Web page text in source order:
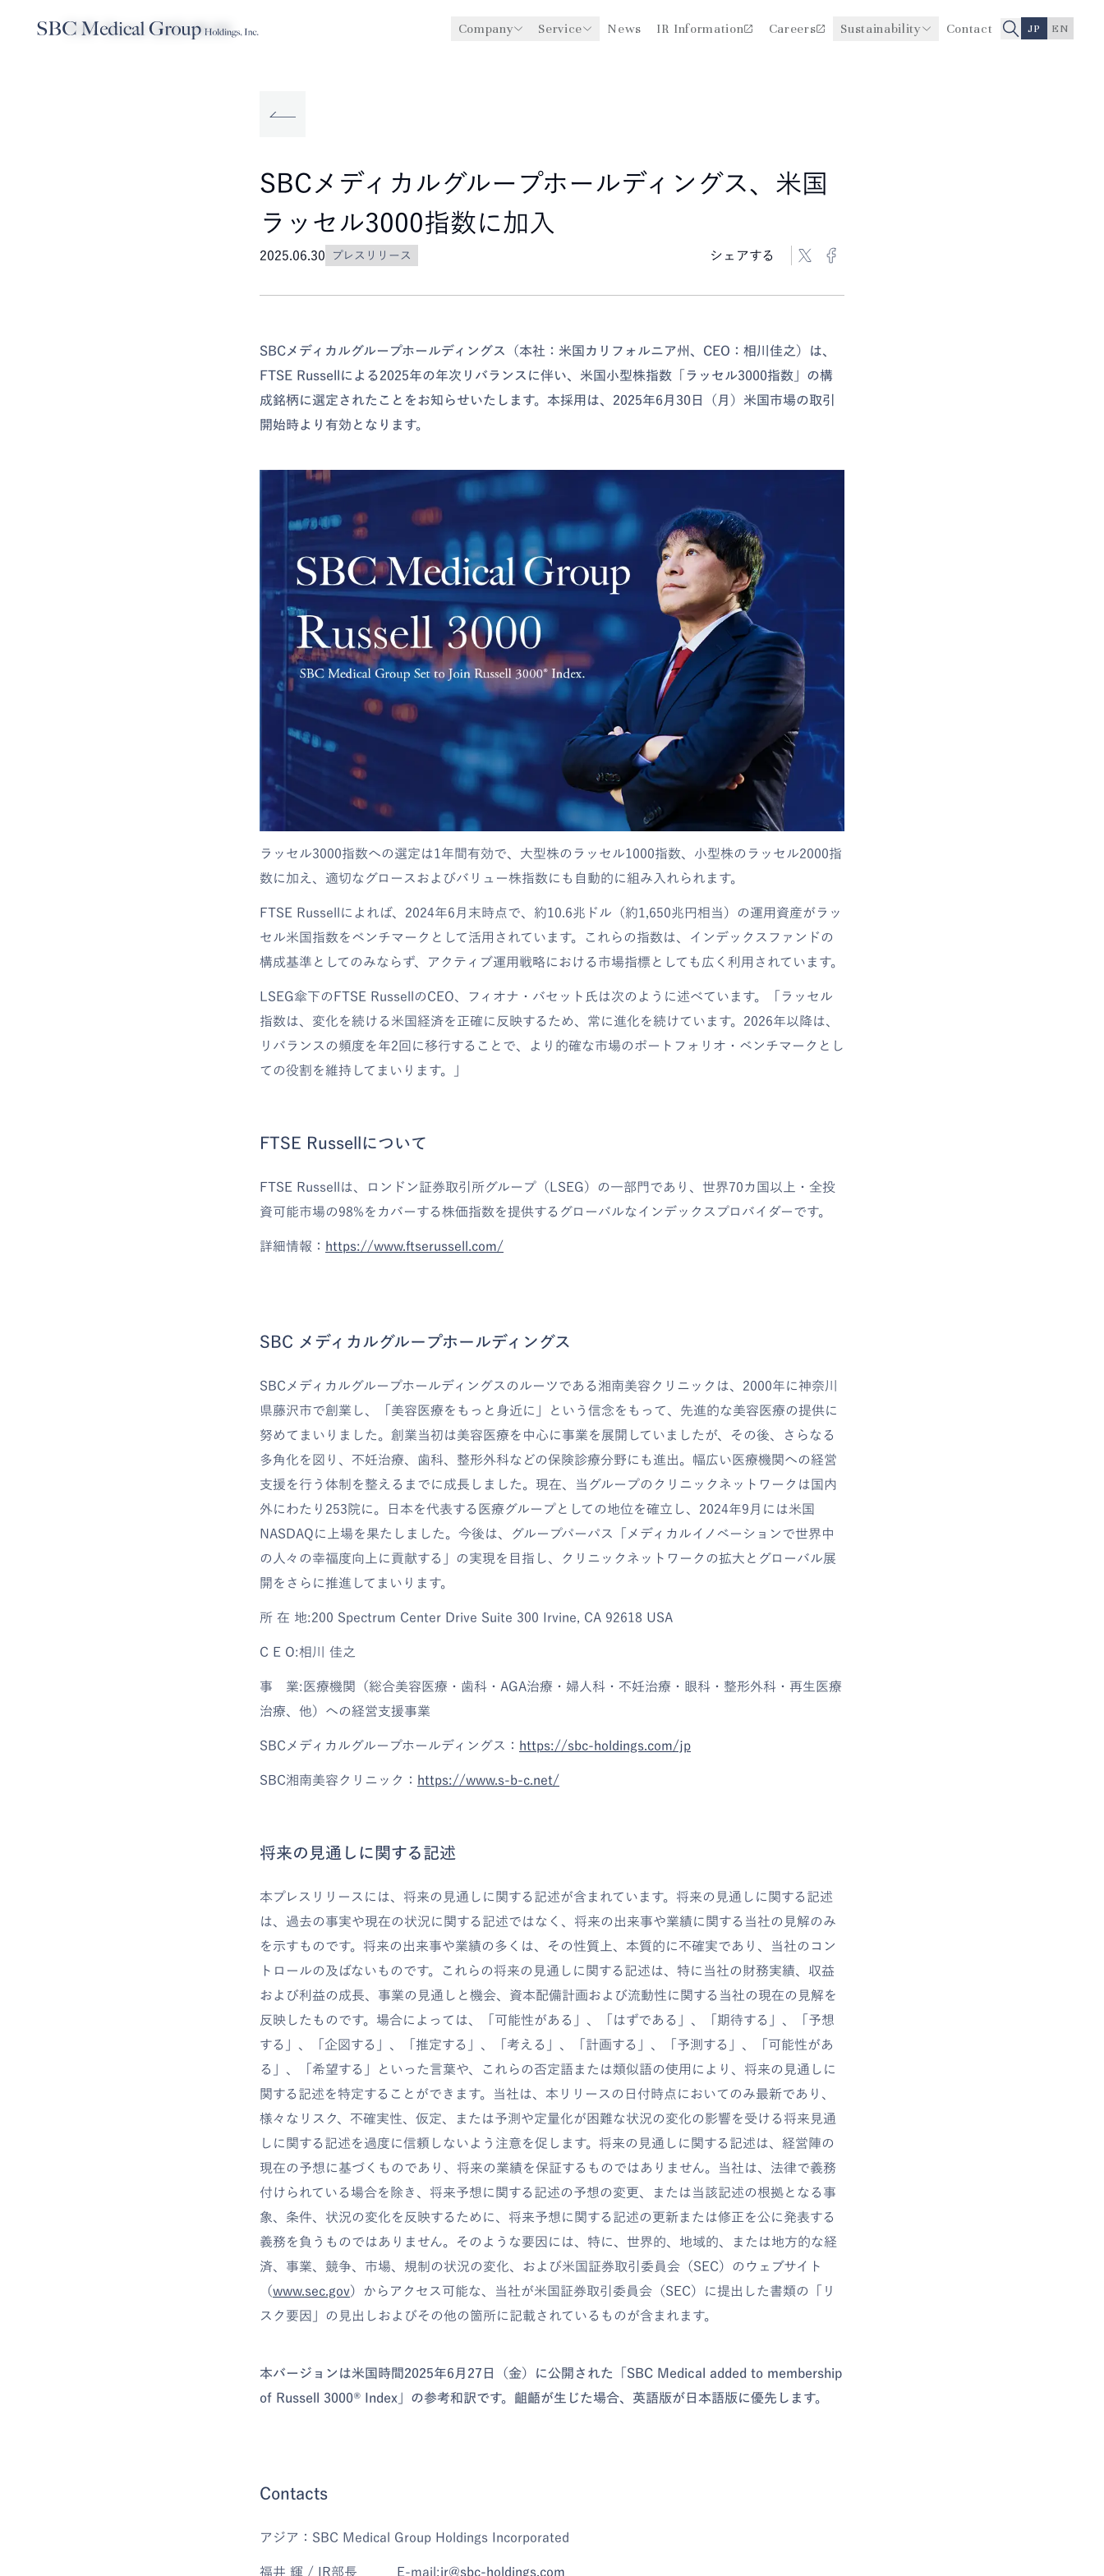
Company Service News IR Information Careers Sustainability Contact JP EN
Company
Service
Sustainability
TOP News 2025.06.30
SBCメディカルグループホールディングス、米国
ラッセル3000指数に加入
2025.06.30 プレスリリース シェアする
SBCメディカルグループホールディングス（本社：米国カリフォルニア州、CEO：相川佳之）は、
FTSE Russellによる2025年の年次リバランスに伴い、米国小型株指数「ラッセル3000指数」の構
成銘柄に選定されたことをお知らせいたします。本採用は、2025年6月30日（月）米国市場の取引
開始時より有効となります。
ラッセル3000指数への選定は1年間有効で、大型株のラッセル1000指数、小型株のラッセル2000指
数に加え、適切なグロースおよびバリュー株指数にも自動的に組み入れられます。
FTSE Russellによれば、2024年6月末時点で、約10.6兆ドル（約1,650兆円相当）の運用資産がラッ
セル米国指数をベンチマークとして活用されています。これらの指数は、インデックスファンドの
構成基準としてのみならず、アクティブ運用戦略における市場指標としても広く利用されています。
LSEG傘下のFTSE RussellのCEO、フィオナ・バセット氏は次のように述べています。「ラッセル
指数は、変化を続ける米国経済を正確に反映するため、常に進化を続けています。2026年以降は、
リバランスの頻度を年2回に移行することで、より的確な市場のポートフォリオ・ベンチマークとし
ての役割を維持してまいります。」
FTSE Russellについて
FTSE Russellは、ロンドン証券取引所グループ（LSEG）の一部門であり、世界70カ国以上・全投
資可能市場の98%をカバーする株価指数を提供するグローバルなインデックスプロバイダーです。
詳細情報： https://www.ftserussell.com/
SBC メディカルグループホールディングス
SBCメディカルグループホールディングスのルーツである湘南美容クリニックは、2000年に神奈川
県藤沢市で創業し、「美容医療をもっと身近に」という信念をもって、先進的な美容医療の提供に
努めてまいりました。創業当初は美容医療を中心に事業を展開していましたが、その後、さらなる
多角化を図り、不妊治療、歯科、整形外科などの保険診療分野にも進出。幅広い医療機関への経営
支援を行う体制を整えるまでに成長しました。現在、当グループのクリニックネットワークは国内
外にわたり253院に。日本を代表する医療グループとしての地位を確立し、2024年9月には米国
NASDAQに上場を果たしました。今後は、グループパーパス「メディカルイノベーションで世界中
の人々の幸福度向上に貢献する」の実現を目指し、クリニックネットワークの拡大とグローバル展
開をさらに推進してまいります。
所 在 地:200 Spectrum Center Drive Suite 300 Irvine, CA 92618 USA
C E O:相川 佳之
事 業:医療機関（総合美容医療・歯科・AGA治療・婦人科・不妊治療・眼科・整形外科・再生医療
治療、他）への経営支援事業
SBCメディカルグループホールディングス： https://sbc-holdings.com/jp
SBC湘南美容クリニック： https://www.s-b-c.net/
将来の見通しに関する記述
本プレスリリースには、将来の見通しに関する記述が含まれています。将来の見通しに関する記述
は、過去の事実や現在の状況に関する記述ではなく、将来の出来事や業績に関する当社の見解のみ
を示すものです。将来の出来事や業績の多くは、その性質上、本質的に不確実であり、当社のコン
トロールの及ばないものです。これらの将来の見通しに関する記述は、特に当社の財務実績、収益
および利益の成長、事業の見通しと機会、資本配備計画および流動性に関する当社の現在の見解を
反映したものです。場合によっては、「可能性がある」、「はずである」、「期待する」、「予想
する」、「企図する」、「推定する」、「考える」、「計画する」、「予測する」、「可能性があ
る」、「希望する」といった言葉や、これらの否定語または類似語の使用により、将来の見通しに
関する記述を特定することができます。当社は、本リリースの日付時点においてのみ最新であり、
様々なリスク、不確実性、仮定、または予測や定量化が困難な状況の変化の影響を受ける将来見通
しに関する記述を過度に信頼しないよう注意を促します。将来の見通しに関する記述は、経営陣の
現在の予想に基づくものであり、将来の業績を保証するものではありません。当社は、法律で義務
付けられている場合を除き、将来予想に関する記述の予想の変更、または当該記述の根拠となる事
象、条件、状況の変化を反映するために、将来予想に関する記述の更新または修正を公に発表する
義務を負うものではありません。そのような要因には、特に、世界的、地域的、または地方的な経
済、事業、競争、市場、規制の状況の変化、および米国証券取引委員会（SEC）のウェブサイト
（www.sec.gov）からアクセス可能な、当社が米国証券取引委員会（SEC）に提出した書類の「リ
スク要因」の見出しおよびその他の箇所に記載されているものが含まれます。
本バージョンは米国時間2025年6月27日（金）に公開された「SBC Medical added to membership
of Russell 3000® Index」の参考和訳です。齟齬が生じた場合、英語版が日本語版に優先します。
Contacts
アジア：SBC Medical Group Holdings Incorporated
福井 輝 / IR部長 E-mail:ir@sbc-holdings.com